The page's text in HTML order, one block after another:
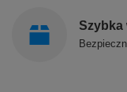
Szybka